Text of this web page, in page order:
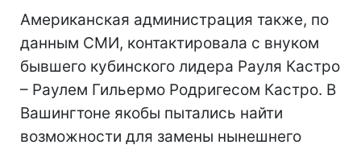
Американская администрация также, по
данным СМИ, контактировала с внуком
бывшего кубинского лидера Рауля Кастро
– Раулем Гильермо Родригесом Кастро. В
Вашингтоне якобы пытались найти
возможности для замены нынешнего